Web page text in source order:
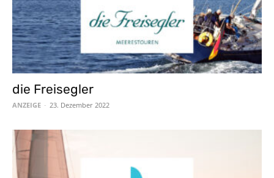
die Freisegler
ANZEIGE - 23. Dezember 2022